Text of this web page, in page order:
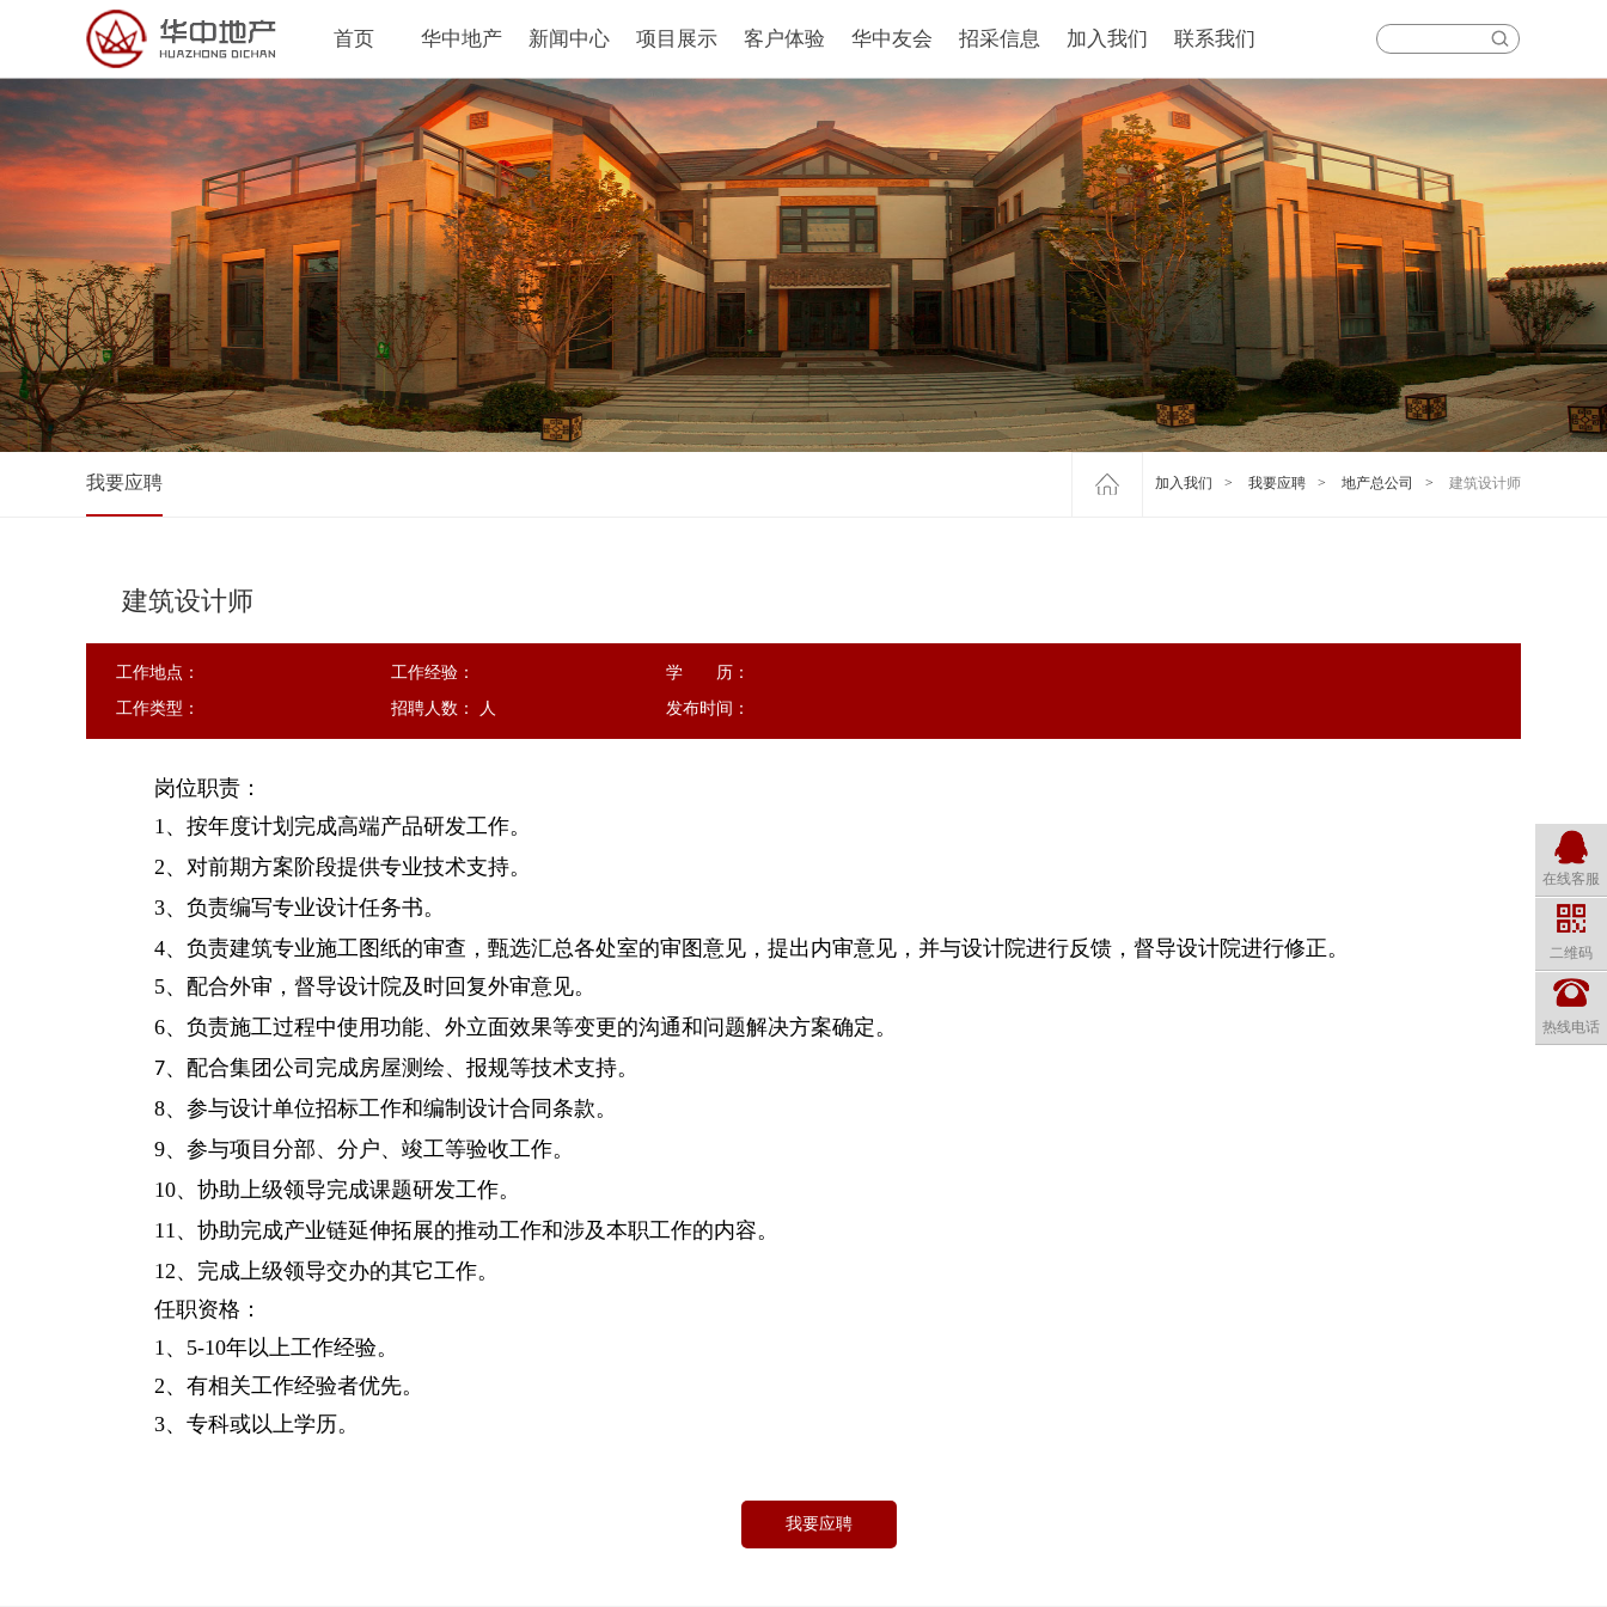
首页 华中地产 新闻中心 项目展示 客户体验 华中友会 招采信息 加入我们 联系我们
我要应聘 加入我们 > 我要应聘 > 地产总公司 > 建筑设计师
建筑设计师
工作地点： 工作经验：
学 历：
工作类型：
招聘人数： 人 发布时间：
岗位职责：
1、按年度计划完成高端产品研发工作。
2、对前期方案阶段提供专业技术支持。
3、负责编写专业设计任务书。
4、负责建筑专业施工图纸的审查，甄选汇总各处室的审图意见，提出内审意见，并与设计院进行反馈，督导设计院进行修正。
5、配合外审，督导设计院及时回复外审意见。
6、负责施工过程中使用功能、外立面效果等变更的沟通和问题解决方案确定。
7、配合集团公司完成房屋测绘、报规等技术支持。
8、参与设计单位招标工作和编制设计合同条款。
9、参与项目分部、分户、竣工等验收工作。
10、协助上级领导完成课题研发工作。
11、协助完成产业链延伸拓展的推动工作和涉及本职工作的内容。
12、完成上级领导交办的其它工作。
任职资格：
1、5-10年以上工作经验。
2、有相关工作经验者优先。
3、专科或以上学历。
我要应聘
在线客服
二维码
热线电话